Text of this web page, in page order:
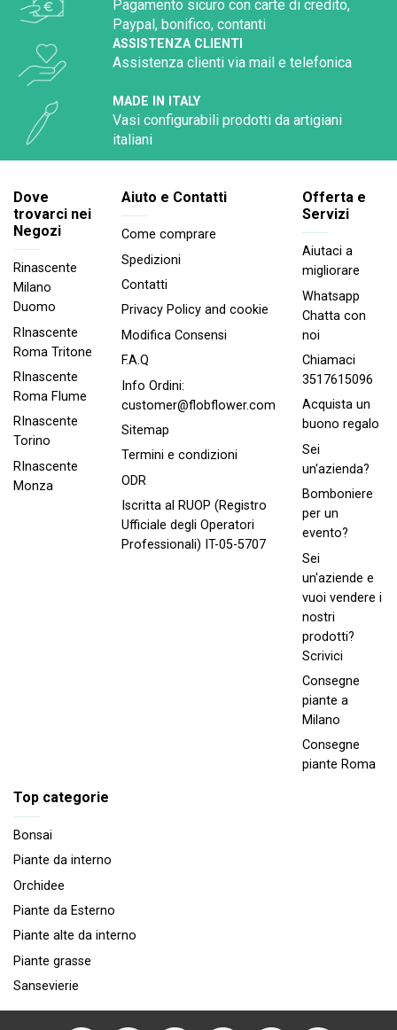
Pagamento sicuro con carte di credito,
Paypal, bonifico, contanti
ASSISTENZA CLIENTI
Assistenza clienti via mail e telefonica
MADE IN ITALY
Vasi configurabili prodotti da artigiani
italiani
Dove
trovarci nei
Negozi
Rinascente
Milano
Duomo
RInascente
Roma Tritone
RInascente
Roma FIume
RInascente
Torino
RInascente
Monza
Aiuto e Contatti
Come comprare
Spedizioni
Contatti
Privacy Policy and cookie
Modifica Consensi
F.A.Q
Info Ordini:
customer@flobflower.com
Sitemap
Termini e condizioni
ODR
Iscritta al RUOP (Registro
Ufficiale degli Operatori
Professionali) IT-05-5707
Offerta e
Servizi
Aiutaci a
migliorare
Whatsapp
Chatta con
noi
Chiamaci
3517615096
Acquista un
buono regalo
Sei
un'azienda?
Bomboniere
per un
evento?
Sei
un'aziende e
vuoi vendere i
nostri
prodotti?
Scrivici
Consegne
piante a
Milano
Consegne
piante Roma
Top categorie
Bonsai
Piante da interno
Orchidee
Piante da Esterno
Piante alte da interno
Piante grasse
Sansevierie